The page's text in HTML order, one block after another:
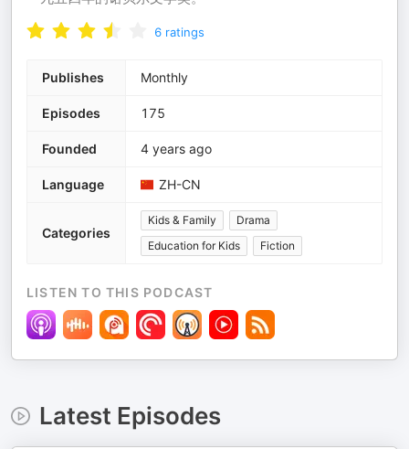
6 ratings
Publishes Monthly
Episodes 175
Founded 4 years ago
Language ZH-CN
Categories
Kids & Family
Drama
Education for Kids
Fiction
LISTEN TO THIS PODCAST
Latest Episodes